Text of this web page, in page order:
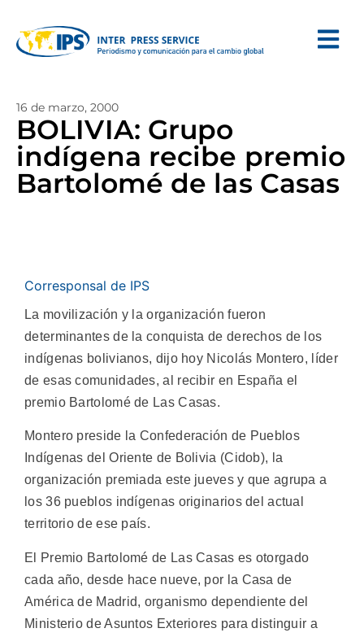
16 de marzo, 2000
BOLIVIA: Grupo
indígena recibe premio
Bartolomé de las Casas
Corresponsal de IPS
La movilización y la organización fueron
determinantes de la conquista de derechos de los
indígenas bolivianos, dijo hoy Nicolás Montero, líder
de esas comunidades, al recibir en España el
premio Bartolomé de Las Casas.
Montero preside la Confederación de Pueblos
Indígenas del Oriente de Bolivia (Cidob), la
organización premiada este jueves y que agrupa a
los 36 pueblos indígenas originarios del actual
territorio de ese país.
El Premio Bartolomé de Las Casas es otorgado
cada año, desde hace nueve, por la Casa de
América de Madrid, organismo dependiente del
Ministerio de Asuntos Exteriores para distinguir a